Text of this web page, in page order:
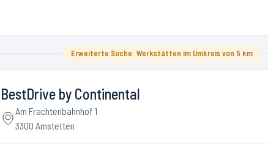
Erweiterte Suche: Werkstätten im Umkreis von 5 km
BestDrive by Continental
Am Frachtenbahnhof 1
3300 Amstetten